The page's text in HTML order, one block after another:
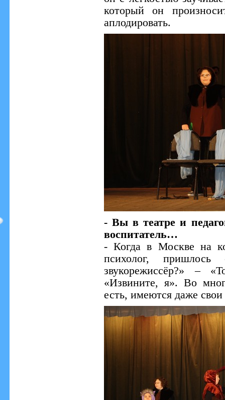
который он
аплодировать.
- Вы в театре и
воспитатель…
- Когда в Москве на
психолог,
звукорежиссёр?» –
«Извините, я». Во
есть, имеются даже